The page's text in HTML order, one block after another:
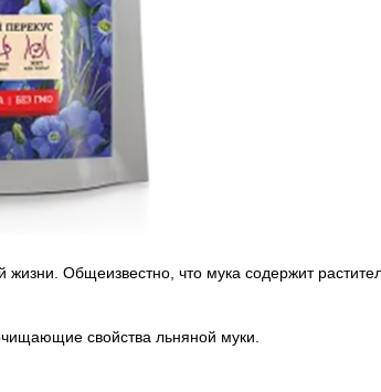
Общеизвестно, что мука содержит
свойства льняной муки.